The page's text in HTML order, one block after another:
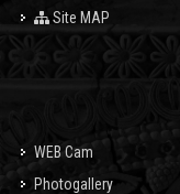
Site MAP
WEB Cam
Photogallery